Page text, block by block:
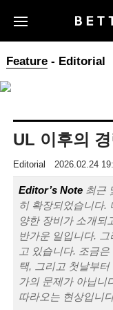
Feature- Editorial
UL 이후의
Editorial 2026.02.24
Editor’s Note최근
히 확장되었습니다.
양한 장비가 소개되
반가운 일입니다.
고 있습니다. 조금
택, 그리고 첫날부
가의 문제가 아닙니
따라오는 현상입니